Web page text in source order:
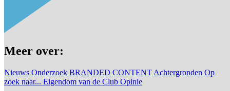
Meer over:
Nieuws Onderzoek BRANDED CONTENT Achtergronden Op
zoek naar... Eigendom van de Club Opinie